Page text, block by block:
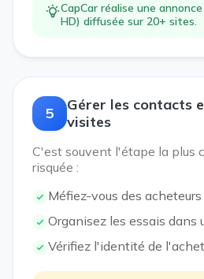
CapCar réalise une
HD) diffusée sur 20+ sites.
5
Gérer les contacts
visites
C'est souvent l'étape la plus
risquée :
Méfiez-vous des
Organisez les essais dans
Vérifiez l'identité de